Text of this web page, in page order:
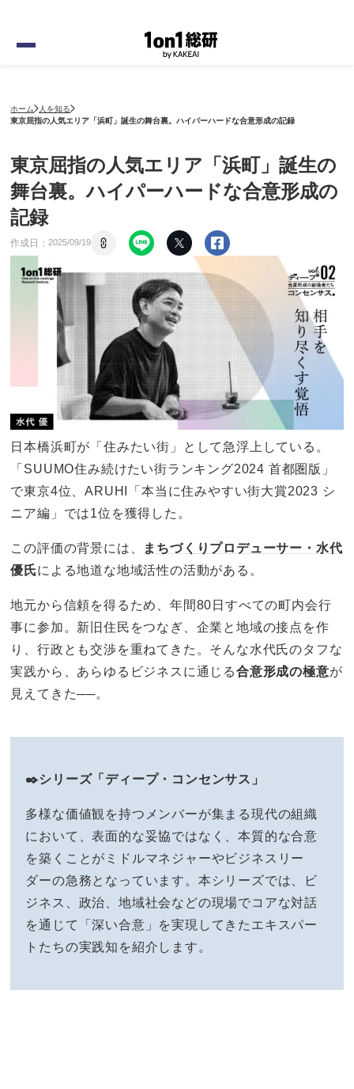
ホーム
人を知る
東京屈指の人気エリア「浜町」誕生の舞台裏。ハイパーハードな合意形成の記録
東京屈指の人気エリア「浜町」誕生の
舞台裏。ハイパーハードな合意形成の
記録
作成日：2025/09/19
日本橋浜町が「住みたい街」として急浮上している。
「SUUMO住み続けたい街ランキング2024 首都圏版」
で東京4位、ARUHI「本当に住みやすい街大賞2023 シ
ニア編」では1位を獲得した。
この評価の背景には、
まちづくりプロデューサー・水代
優氏による地道な地域活性の活動がある。
地元から信頼を得るため、年間80日すべての町内会行
事に参加。新旧住民をつなぎ、企業と地域の接点を作
り、行政とも交渉を重ねてきた。そんな水代氏のタフな
実践から、あらゆるビジネスに通じる合意形成の極意が
見えてきた──。
✒️シリーズ「ディープ・コンセンサス」
多様な価値観を持つメンバーが集まる現代の組織
において、表面的な妥協ではなく、本質的な合意
を築くことがミドルマネジャーやビジネスリー
ダーの急務となっています。本シリーズでは、ビ
ジネス、政治、地域社会などの現場でコアな対話
を通じて「深い合意」を実現してきたエキスパー
トたちの実践知を紹介します。